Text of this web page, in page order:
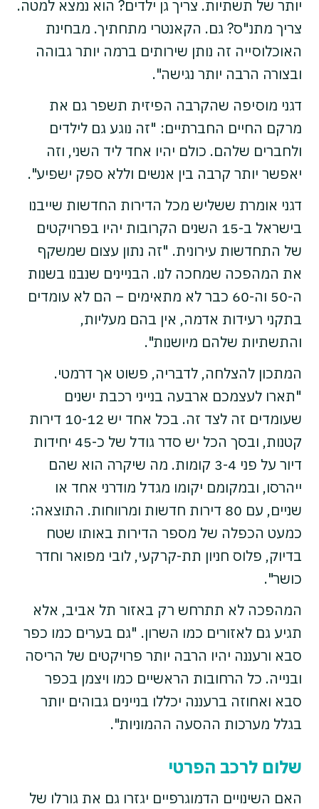
יותר של תשתיות. צריך גן ילדים? הוא נמצא למטה.
צריך מתנ"ס? גם. הקאנטרי מתחתיך. מבחינת
האוכלוסייה זה נותן שירותים ברמה יותר גבוהה
ובצורה הרבה יותר נגישה".
דגני מוסיפה שהקרבה הפיזית תשפר גם את
מרקם החיים החברתיים: "זה נוגע גם לילדים
ולחברים שלהם. כולם יהיו אחד ליד השני, וזה
יאפשר יותר קרבה בין אנשים וללא ספק ישפיע".
דגני אומרת ששליש מכל הדירות החדשות שייבנו
בישראל ב-15 השנים הקרובות יהיו בפרויקטים
של התחדשות עירונית. "זה נתון עצום שמשקף
את המהפכה שמחכה לנו. הבניינים שנבנו בשנות
ה-50 וה-60 כבר לא מתאימים – הם לא עומדים
בתקני רעידות אדמה, אין בהם מעליות,
והתשתיות שלהם מיושנות".
המתכון להצלחה, לדבריה, פשוט אך דרמטי.
"תארו לעצמכם ארבעה בנייני רכבת ישנים
שעומדים זה לצד זה. בכל אחד יש 10-12 דירות
קטנות, ובסך הכל יש סדר גודל של כ-45 יחידות
דיור על פני 3-4 קומות. מה שיקרה הוא שהם
ייהרסו, ובמקומם יקומו מגדל מודרני אחד או
שניים, עם 80 דירות חדשות ומרווחות. התוצאה:
כמעט הכפלה של מספר הדירות באותו שטח
בדיוק, פלוס חניון תת-קרקעי, לובי מפואר וחדר
כושר".
המהפכה לא תתרחש רק באזור תל אביב, אלא
תגיע גם לאזורים כמו השרון. "גם בערים כמו כפר
סבא ורעננה יהיו הרבה יותר פרויקטים של הריסה
ובנייה. כל הרחובות הראשיים כמו ויצמן בכפר
סבא ואחוזה ברעננה יכללו בניינים גבוהים יותר
בגלל מערכות ההסעה ההמוניות".
שלום לרכב הפרטי
האם השינויים הדמוגרפיים יגזרו גם את גורלו של